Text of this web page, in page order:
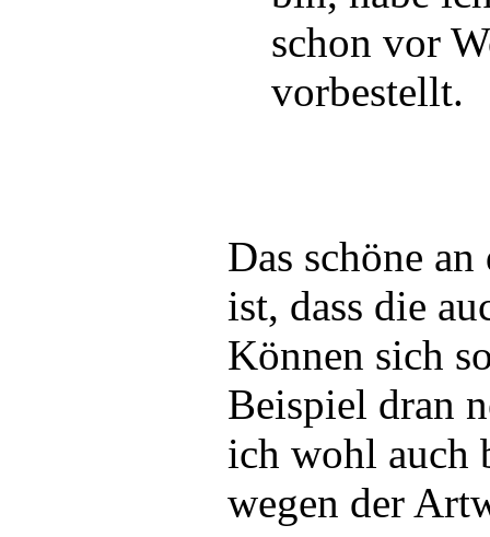
schon vor
vorbestellt.
Das schöne
ist, dass die
Können sich
Beispiel dran
ich wohl auch
wegen der